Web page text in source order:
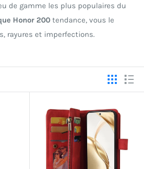
de gamme les plus populaires du
Honor 200 tendance, vous le
rayures et imperfections.